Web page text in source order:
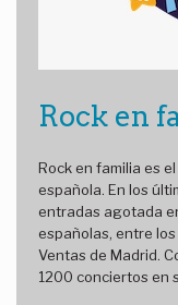
Rock en
Rock en familia es
española. En los
entradas agotada
españolas, entre
Ventas de Madrid.
1200 conciertos en